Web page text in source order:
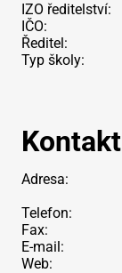
IZO ředitelství:
IČO:
Ředitel:
Typ školy:
Adresa:
Telefon:
Fax:
E-mail:
Web: